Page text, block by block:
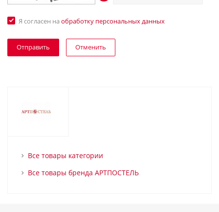
Я согласен на обработку персональных данных
Отменить
Все товары категории
Все товары бренда АРТПОСТЕЛЬ